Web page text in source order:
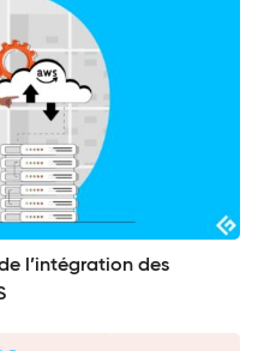
l’intégration des